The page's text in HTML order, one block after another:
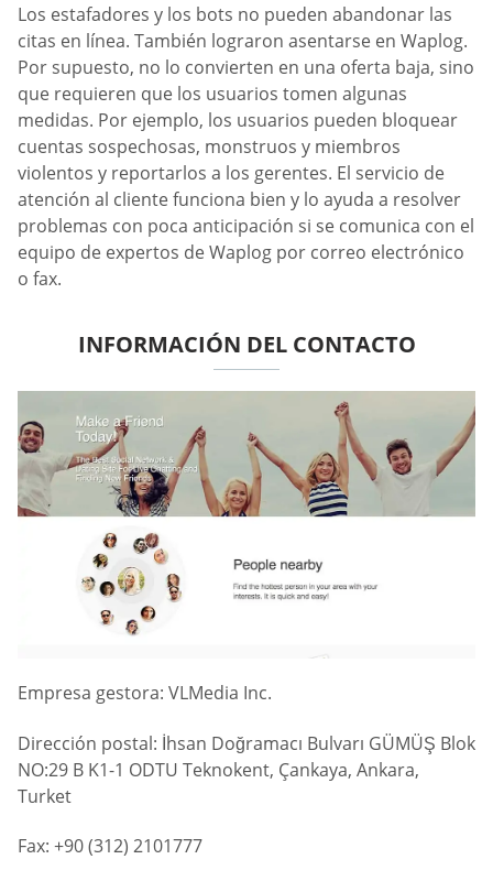
Los estafadores y los bots no pueden abandonar las
citas en línea. También lograron asentarse en Waplog.
Por supuesto, no lo convierten en una oferta baja, sino
que requieren que los usuarios tomen algunas
medidas. Por ejemplo, los usuarios pueden bloquear
cuentas sospechosas, monstruos y miembros
violentos y reportarlos a los gerentes. El servicio de
atención al cliente funciona bien y lo ayuda a resolver
problemas con poca anticipación si se comunica con el
equipo de expertos de Waplog por correo electrónico
o fax.
INFORMACIÓN DEL CONTACTO
Empresa gestora: VLMedia Inc.
Dirección postal: İhsan Doğramacı Bulvarı GÜMÜŞ Blok
NO:29 B K1-1 ODTU Teknokent, Çankaya, Ankara,
Turket
Fax: +90 (312) 2101777